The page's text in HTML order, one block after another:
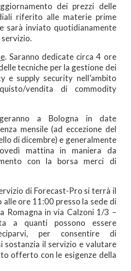
dei prezzi delle
riferito alle materie prime
sarà inviato quotidianamente
. Saranno dedicate circa 4 ore
tecniche per la gestione dei
e supply security nell’ambito
vendita di commodity
a Bologna in date
mensile (ad eccezione del
di dicembre) e generalmente
mattina in maniera da
con la borsa merci di
di Forecast-Pro si terrà il
ore 11:00 presso la sede di
Romagna in via Calzoni 1/3 –
a quanti possono essere
per consentire di
sostanzia il servizio e valutare
offerto con le esigenze della